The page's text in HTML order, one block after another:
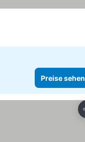
Preise sehen